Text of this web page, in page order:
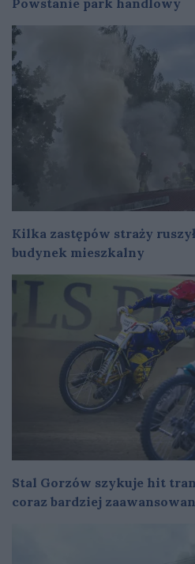
Kilka zastępów straży
budynek mieszkalny
Stal Gorzów szykuje hit
coraz bardziej